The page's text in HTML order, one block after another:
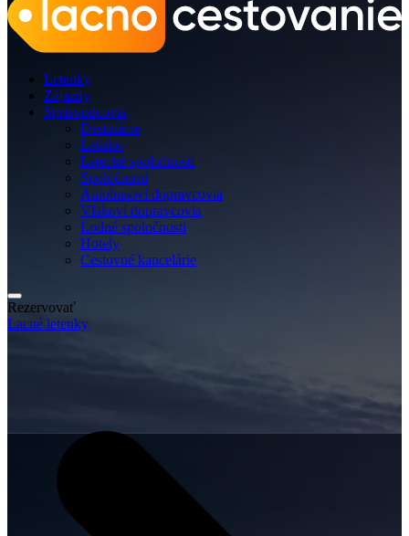
Letenky
Zájazdy
Sprievodcovia
Destinácie
Letisko
Letecké spoločnosti
Spoločnosti
Autobusoví dopravcovia
Vlakoví dopravcovia
Lodné spoločnosti
Hotely
Cestovné kancelárie
Rezervovať
Lacné letenky